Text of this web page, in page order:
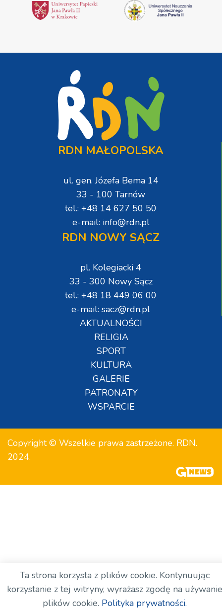
RDN MAŁOPOLSKA
ul. gen. Józefa Bema 14
33 - 100 Tarnów
tel.: +48 14 627 50 50
e-mail: info@rdn.pl
RDN NOWY SĄCZ
pl. Kolegiacki 4
33 - 300 Nowy Sącz
tel.: +48 18 449 06 00
e-mail: sacz@rdn.pl
AKTUALNOŚCI
RELIGIA
SPORT
KULTURA
GALERIE
PATRONATY
WSPARCIE
Copyright © Wszelkie prawa zastrzeżone. RDN.
2024.
Ta strona korzysta z plików cookie. Kontynuując
korzystanie z tej witryny, wyrażasz zgodę na używanie
plików cookie. Polityka prywatności.